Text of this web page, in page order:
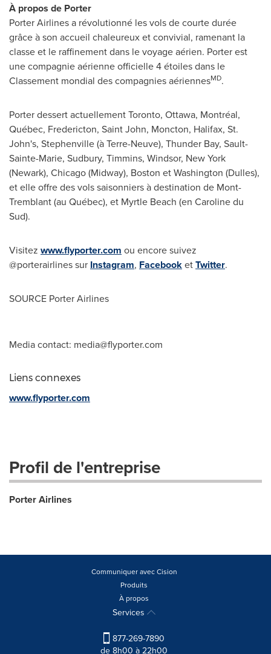
À propos de Porter
Porter Airlines a révolutionné les vols de courte durée
grâce à son accueil chaleureux et convivial, ramenant la
classe et le raffinement dans le voyage aérien. Porter est
une compagnie aérienne officielle 4 étoiles dans le
Classement mondial des compagnies aériennesMD.
Porter dessert actuellementToronto, Ottawa, Montréal,
Québec, Fredericton, Saint John, Moncton, Halifax, St.
John's, Stephenville(à Terre-Neuve), Thunder Bay, Sault-
Sainte-Marie, Sudbury, Timmins, Windsor, New York
(Newark), Chicago(Midway), Boston etWashington (Dulles),
et elle offre des vols saisonniers à destination de Mont-
Tremblant(au Québec), et Myrtle Beach (en Caroline du
Sud).
Visitez www.flyporter.com ou encore suivez
@porterairlines sur Instagram, FacebooketTwitter.
SOURCE Porter Airlines
Media contact: media@flyporter.com
Liens connexes
www.flyporter.com
Profil de l'entreprise
Porter Airlines
Communiquer avec Cision
Produits
À propos
Services
877-269-7890
de 8h00 à 22h00